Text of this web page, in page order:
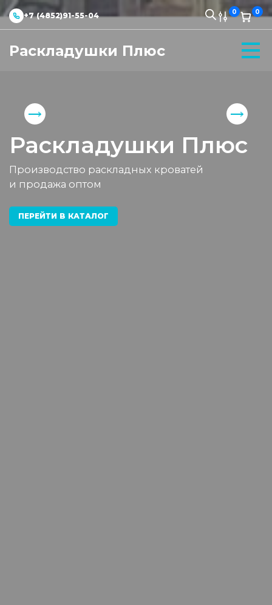
+7 (4852)91-55-04 0 0
Раскладушки Плюс
Раскладушки Плюс
Производство раскладных кроватей
и продажа оптом
ПЕРЕЙТИ В КАТАЛОГ